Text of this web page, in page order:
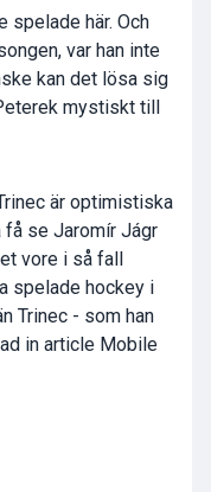
spelade här. Och
var han inte
kan det lösa sig
mystiskt till
är optimistiska
få se Jaromír Jágr
vore i så fall
spelade hockey i
Trinec - som han
in article Mobile